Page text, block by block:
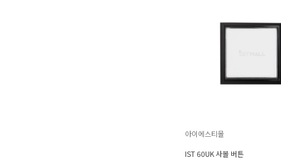
아이에스티몰
IST 60UK 사볼 버튼